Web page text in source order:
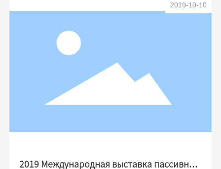
р Can Qi SWISSPACER (Сен-Гобен Ногуан) получ
2019-10-10
2019 Международная выставка пассивног